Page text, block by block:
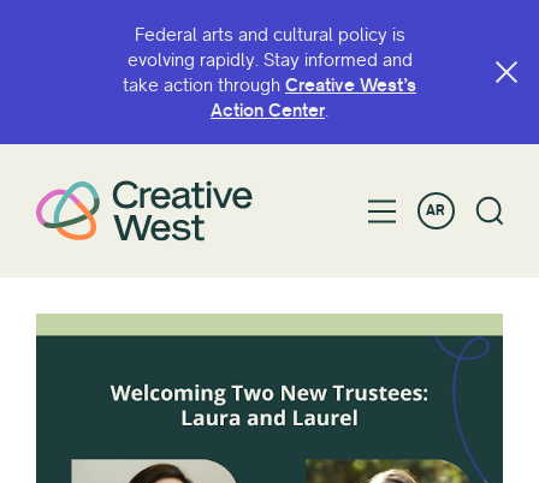
Federal arts and cultural policy is
evolving rapidly. Stay informed and
take action through Creative West’s
Action Center.
AR